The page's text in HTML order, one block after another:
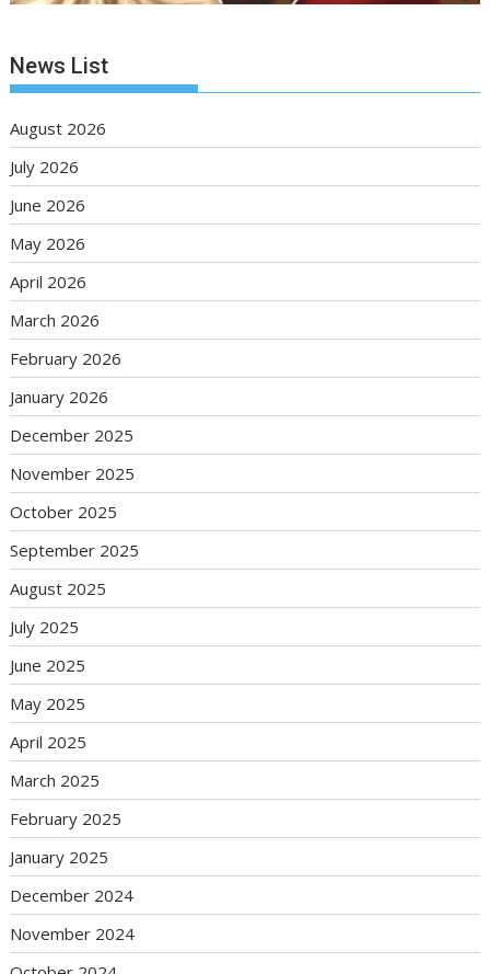
News List
August 2026
July 2026
June 2026
May 2026
April 2026
March 2026
February 2026
January 2026
December 2025
November 2025
October 2025
September 2025
August 2025
July 2025
June 2025
May 2025
April 2025
March 2025
February 2025
January 2025
December 2024
November 2024